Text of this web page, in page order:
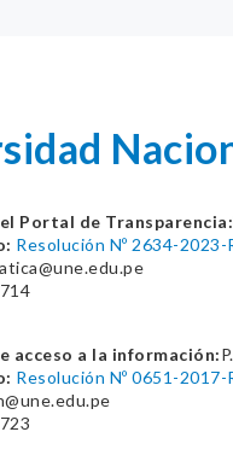
Portal de Transparencia:
Resolución Nº 2634-2023-
acceso a la información:
Resolución Nº 0651-2017-